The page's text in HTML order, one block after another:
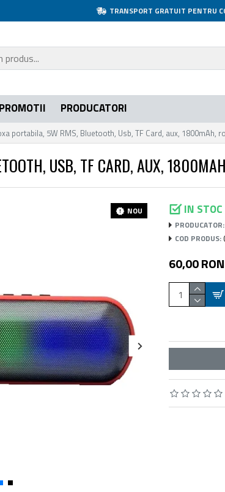
TRANSPORT GRATUIT PENTRU
PROMOTII PRODUCATORI
portabila, 5W RMS, Bluetooth, Usb, TF Card, aux, 1800mAh,
USB, TF CARD, AUX,
NOU IN STOC
PRODUCATOR:
COD PRODUS:
60,00 RON